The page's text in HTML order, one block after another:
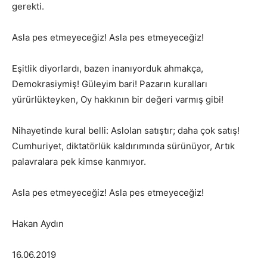
gerekti.
Asla pes etmeyeceğiz! Asla pes etmeyeceğiz!
Eşitlik diyorlardı, bazen inanıyorduk ahmakça,
Demokrasiymiş! Güleyim bari! Pazarın kuralları
yürürlükteyken, Oy hakkının bir değeri varmış gibi!
Nihayetinde kural belli: Aslolan satıştır; daha çok satış!
Cumhuriyet, diktatörlük kaldırımında sürünüyor, Artık
palavralara pek kimse kanmıyor.
Asla pes etmeyeceğiz! Asla pes etmeyeceğiz!
Hakan Aydın
16.06.2019